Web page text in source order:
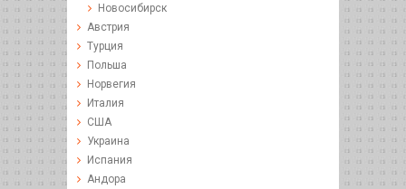
Новосибирск
Австрия
Турция
Польша
Норвегия
Италия
США
Украина
Испания
Андора